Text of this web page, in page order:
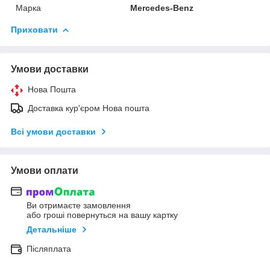
Марка
Mercedes-Benz
Приховати
Умови доставки
Нова Пошта
Доставка кур'єром Нова пошта
Всі умови доставки
Умови оплати
Ви отримаєте замовлення
або гроші повернуться на вашу картку
Детальніше
Післяплата